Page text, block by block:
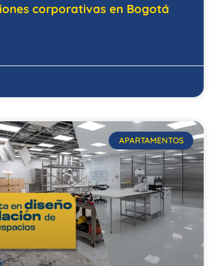
corporativas en Bogotá
APARTAMENTOS